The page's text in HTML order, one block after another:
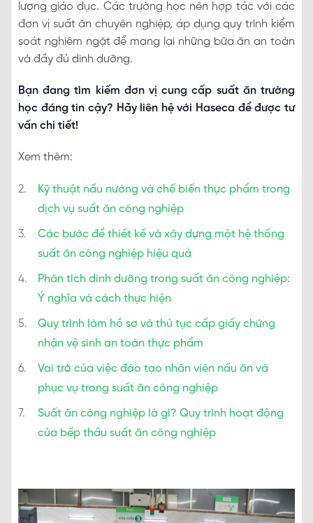
lượng giáo dục. Các trường học nên hợp tác với các
đơn vị suất ăn chuyên nghiệp, áp dụng quy trình kiểm
soát nghiêm ngặt để mang lại những bữa ăn an toàn
và đầy đủ dinh dưỡng.
Bạn đang tìm kiếm đơn vị cung cấp suất ăn trường
học đáng tin cậy? Hãy liên hệ với Haseca để được tư
vấn chi tiết!
Xem thêm:
Kỹ thuật nấu nướng và chế biến thực phẩm trong
dịch vụ suất ăn công nghiệp
Các bước để thiết kế và xây dựng một hệ thống
suất ăn công nghiệp hiệu quả
Phân tích dinh dưỡng trong suất ăn công nghiệp:
Ý nghĩa và cách thực hiện
Quy trình làm hồ sơ và thủ tục cấp giấy chứng
nhận vệ sinh an toàn thực phẩm
Vai trò của việc đào tạo nhân viên nấu ăn và
phục vụ trong suất ăn công nghiệp
Suất ăn công nghiệp là gì? Quy trình hoạt động
của bếp thầu suất ăn công nghiệp